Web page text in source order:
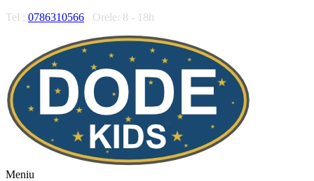
Tel : 0786310566 Orele: 8 - 18h
Meniu